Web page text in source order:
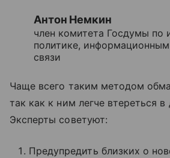
Антон Немкин
член комитета Госдумы по
политике,
связи
Чаще всего таким методом
так как к ним легче втереться в
Эксперты советуют:
Предупредить близких о